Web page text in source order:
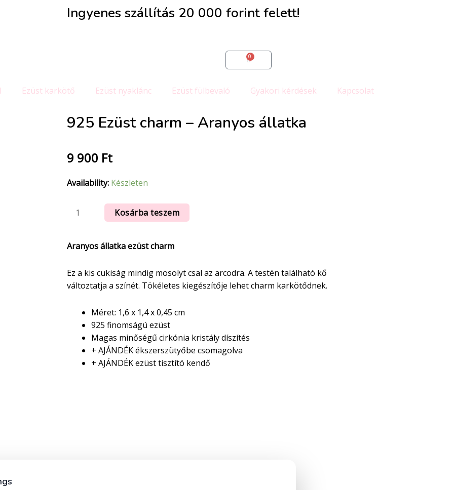
Ingyenes szállítás 20 000 forint felett!
0
Ezüst karkötő Ezüst nyaklánc Ezüst fülbevaló Gyakori kérdések Kapcsolat
925 Ezüst charm – Aranyos állatka
9 900 Ft
Availability: Készleten
Kosárba teszem
Aranyos állatka ezüst charm
Ez a kis cukiság mindig mosolyt csal az arcodra. A testén található kő
változtatja a színét. Tökéletes kiegészítője lehet charm karkötődnek.
Méret: 1,6 x 1,4 x 0,45 cm
925 finomságú ezüst
Magas minőségű cirkónia kristály díszítés
+ AJÁNDÉK ékszerszütyőbe csomagolva
+ AJÁNDÉK ezüst tisztító kendő
elsőként
*karakterrel jelöltük